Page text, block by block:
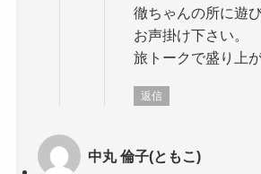
徹ちゃんの所に遊
お声掛け下さい。
旅トークで盛り上
返信
中丸 倫子(ともこ)